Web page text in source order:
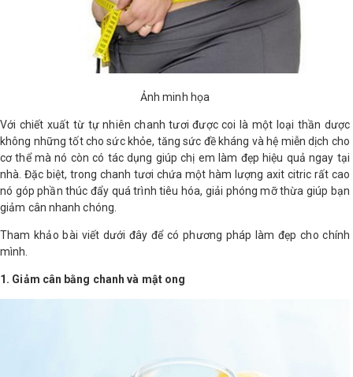
Shop All Brand A-
Z
Ảnh minh họa
Với chiết xuất từ tự nhiên chanh tươi được coi là một loại thần dược
không những tốt cho sức khỏe, tăng sức đề kháng và hệ miễn dịch cho
cơ thể mà nó còn có tác dụng giúp chị em làm đẹp hiệu quả ngay tại
nhà. Đặc biệt, trong chanh tươi chứa một hàm lượng axit citric rất cao
nó góp phần thúc đẩy quá trình tiêu hóa, giải phóng mỡ thừa giúp bạn
giảm cân nhanh chóng.
Tham khảo bài viết dưới đây để có phương pháp làm đẹp cho chính
mình.
1. Giảm cân bằng chanh và mật ong